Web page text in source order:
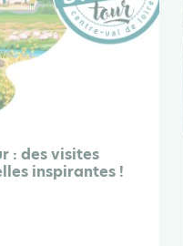
: des visites
inspirantes !